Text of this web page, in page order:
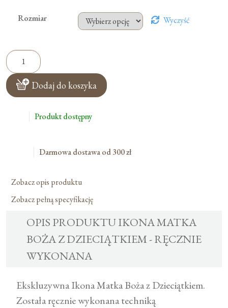
Rozmiar Wyczyść
ilość
Ikona
Matka
Boża
Dzieciątkiem
Wykonana
Dodaj do koszyka
Produkt dostępny
Darmowa dostawa od 300 zł
Zobacz opis produktu
Zobacz pełną specyfikację
OPIS PRODUKTU IKONA MATKA
BOŻA Z DZIECIĄTKIEM - RĘCZNIE
WYKONANA
Ekskluzywna Ikona Matka Boża z Dzieciątkiem.
Została ręcznie wykonana techniką